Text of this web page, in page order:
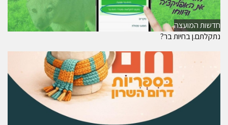
חדשות המועצה
נתקלתם.ן בחיות בר?